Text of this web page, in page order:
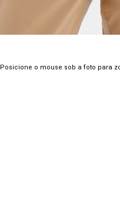
Posicione o mouse sob a foto para